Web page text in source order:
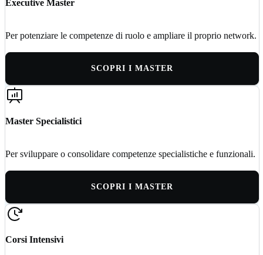
Executive Master
Per potenziare le competenze di ruolo e ampliare il proprio network.
SCOPRI I MASTER
Master Specialistici
Per sviluppare o consolidare competenze specialistiche e funzionali.
SCOPRI I MASTER
Corsi Intensivi